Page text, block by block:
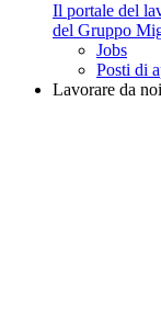
Il portale del
del Gruppo
Jobs
Posti di
Lavorare da noi